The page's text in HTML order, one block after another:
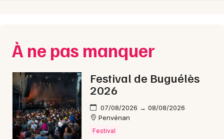
À ne pas manquer
Festival de Buguélès
2026
07/08/2026 → 08/08/2026
Penvénan
Festival